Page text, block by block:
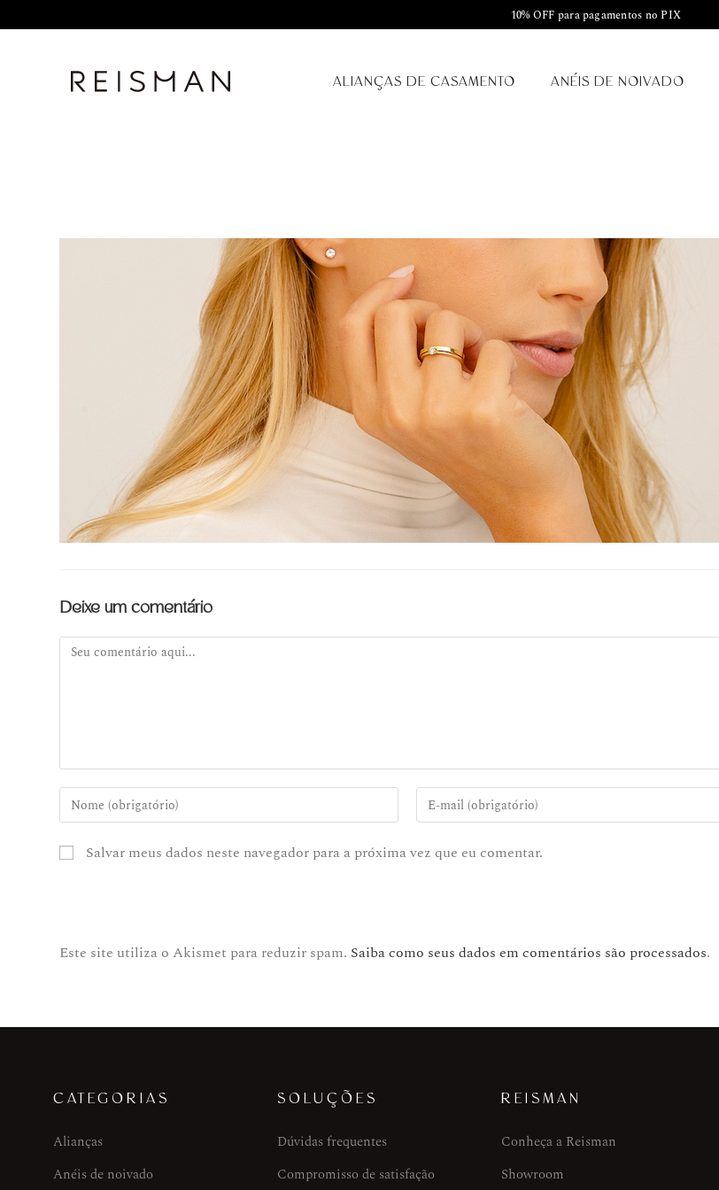
10% OFF para pagamentos no PIX
ALIANÇAS DE CASAMENTO ANÉIS DE NOIVADO
Deixe um comentário
Salvar meus dados neste navegador para a próxima vez que eu comentar.
Este site utiliza o Akismet para reduzir spam. Saiba como seus dados em comentários são processados.
CATEGORIAS
Alianças
Anéis de noivado
SOLUÇÕES
Dúvidas frequentes
Compromisso de satisfação
REISMAN
Conheça a Reisman
Showroom